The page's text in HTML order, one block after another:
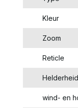
Kleur
Zoom
Reticle
wind- en